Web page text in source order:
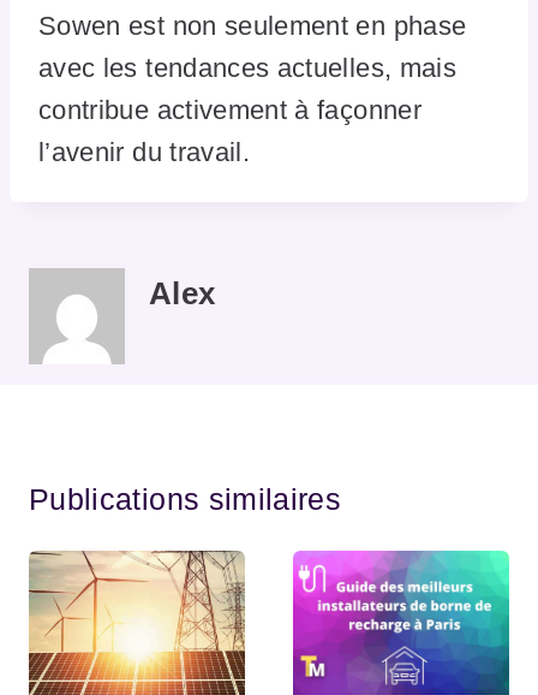
Sowen est non seulement en phase
avec les tendances actuelles, mais
contribue activement à façonner
l’avenir du travail.
Alex
Publications similaires